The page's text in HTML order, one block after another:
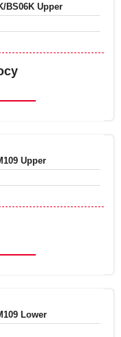
BS06K Upper
Upper
Lower